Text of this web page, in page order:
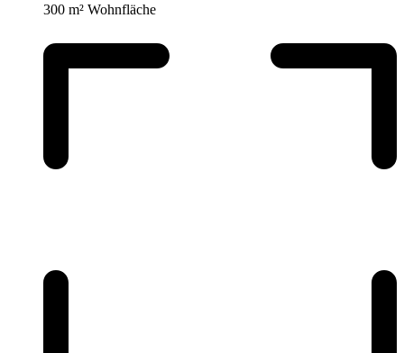
300 m² Wohnfläche